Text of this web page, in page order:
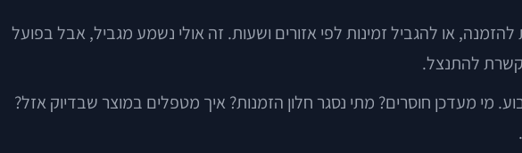
או להגביל זמינות לפי אזורים ושעות. זה אולי נשמע מגביל, אבל בפועל
להתנצל.
מי מעדכן חוסרים? מתי נסגר חלון הזמנות? איך מטפלים במוצר שבדיוק אזל?